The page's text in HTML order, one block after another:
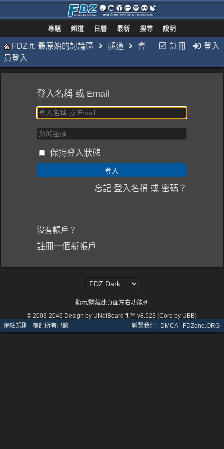
專題 頻道 日曆 最新 搜尋 說明
註冊 登入
FDZ ft. 最原始的討論區 頻道
會
員登入
登入名稱 或 Email
保持登入狀態
忘記 登入名稱 或 密碼？
沒有帳戶？
註冊一個新帳戶
顯示/隱藏此頁面左右功能列
© 2003-2046 Design by UNetBoard ft.™ v8.523 (Core by UBB)
網站規則 · 標記所有已讀 聯繫我們 | DMCA· FDZone.ORG